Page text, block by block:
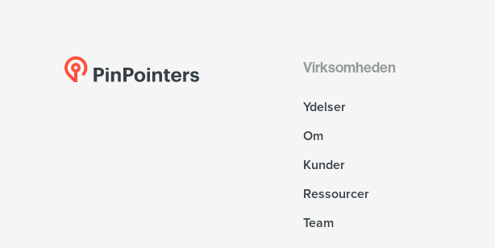
Virksomheden
Ydelser
Om
Kunder
Ressourcer
Team